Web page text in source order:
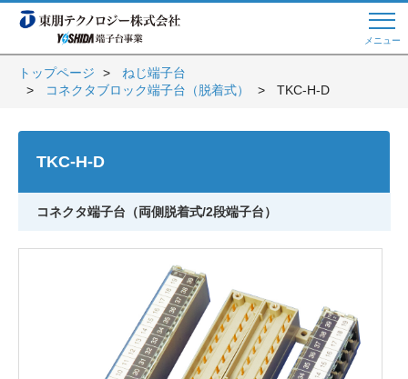
メニュー
Web商談 ご希望の方はこちら
トップページへ
よくある質問
トップページ
ねじ端子台
コネクタブロック端子台（脱着式）
TKC-H-D
TKC-H-D
コネクタ端子台（両側脱着式/2段端子台）